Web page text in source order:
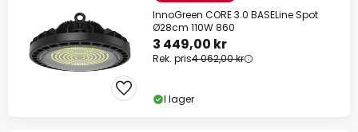
InnoGreen CORE 3.0 BASELine Spot
Ø28cm 110W 860
3 449,00 kr
Rek. pris4 062,00 kr
I lager